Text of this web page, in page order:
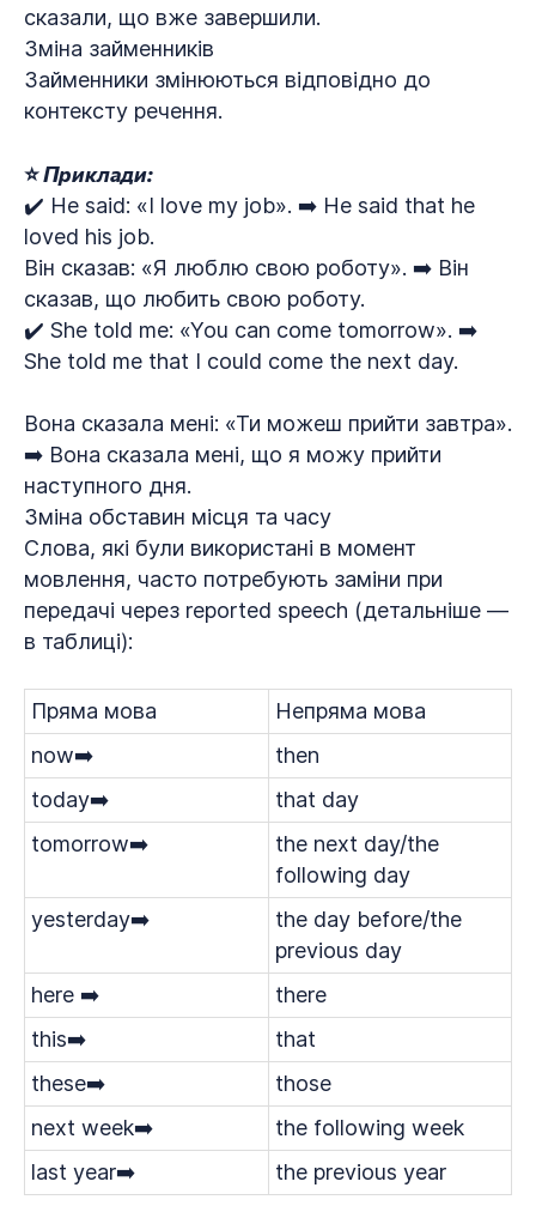
сказали, що вже завершили.
Зміна займенників
Займенники змінюються відповідно до
контексту речення.
⭐ Приклади:
✔️ He said: «I love my job». ➡️ He said that he
loved his job.
Він сказав: «Я люблю свою роботу». ➡️ Він
сказав, що любить свою роботу.
✔️ She told me: «You can come tomorrow». ➡️
She told me that I could come the next day.
Вона сказала мені: «Ти можеш прийти завтра».
➡️ Вона сказала мені, що я можу прийти
наступного дня.
Зміна обставин місця та часу
Слова, які були використані в момент
мовлення, часто потребують заміни при
передачі через reported speech (детальніше —
в таблиці):
Пряма мова
Непряма мова
now➡️
then
today➡️
that day
tomorrow➡️
the next day/the
following day
yesterday➡️
the day before/the
previous day
here ➡️
there
this➡️
that
these➡️
those
next week➡️
the following week
last year➡️
the previous year